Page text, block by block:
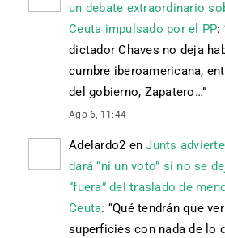
un debate extraordinario
Ceuta impulsado por el PP:
dictador Chaves no deja
cumbre iberoamericana,
del gobierno, Zapatero…”
Ago 6, 11:44
Adelardo2 enJunts
dará “ni un voto” si no se
“fuera” del traslado de
Ceuta: “Qué tendrán que
superficies con nada de lo